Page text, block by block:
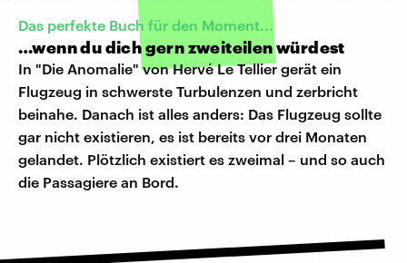
Das perfekte Buch für den Moment...
…wenn du dich gern zweiteilen würdest
In "Die Anomalie" von Hervé Le Tellier gerät ein
Flugzeug in schwerste Turbulenzen und zerbricht
beinahe. Danach ist alles anders: Das Flugzeug sollte
gar nicht existieren, es ist bereits vor drei Monaten
gelandet. Plötzlich existiert es zweimal – und so auch
die Passagiere an Bord.